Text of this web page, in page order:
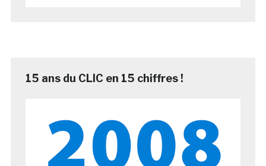
15 ans du CLIC en 15 chiffres !